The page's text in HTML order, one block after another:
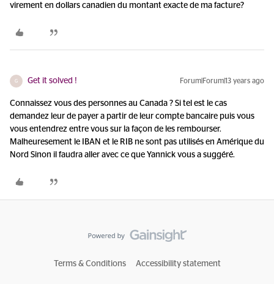
virement en dollars canadien du montant exacte de ma facture?
G Get it solved ! Forum|Forum|13 years ago
Connaissez vous des personnes au Canada ? Si tel est le cas
demandez leur de payer a partir de leur compte bancaire puis vous
vous entendrez entre vous sur la façon de les rembourser.
Malheuresement le IBAN et le RIB ne sont pas utilisés en Amérique du
Nord Sinon il faudra aller avec ce que Yannick vous a suggéré.
Terms & Conditions Accessibility statement